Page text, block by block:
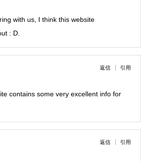
with us, I think this website
: D.
返信 引用
contains some very excellent info for
返信 引用